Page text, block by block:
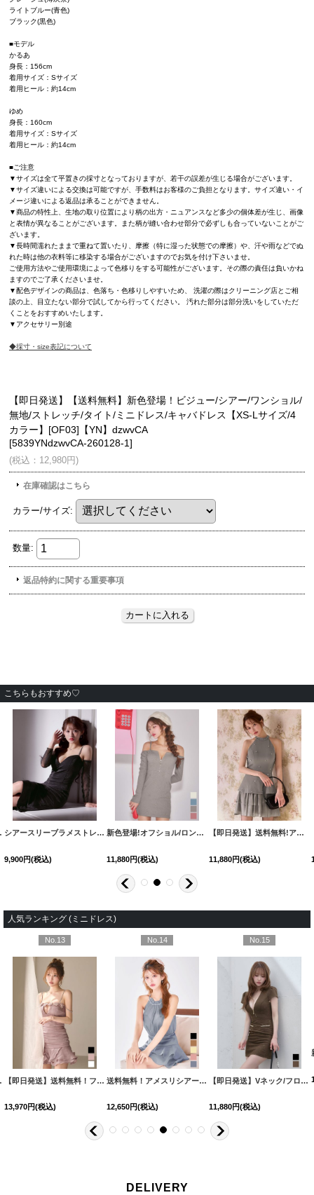
ライトブルー(青色)
ブラック(黒色)
■モデル
かるあ
身長：156cm
着用サイズ：Sサイズ
着用ヒール：約14cm
ゆめ
身長：160cm
着用サイズ：Sサイズ
着用ヒール：約14cm
■ご注意
▼サイズは全て平置きの採寸となっておりますが、若干の誤差が生じる場合がございます。
▼サイズ違いによる交換は可能ですが、手数料はお客様のご負担となります。サイズ違い・イ
メージ違いによる返品は承ることができません。
▼商品の特性上、生地の取り位置により柄の出方・ニュアンスなど多少の個体差が生じ、画像
と表情が異なることがございます。また柄が縫い合わせ部分で必ずしも合っていないことがご
ざいます。
▼長時間濡れたままで重ねて置いたり、摩擦（特に湿った状態での摩擦）や、汗や雨などでぬ
れた時は他の衣料等に移染する場合がございますのでお気を付け下さいませ。
ご使用方法やご使用環境によって色移りをする可能性がございます。その際の責任は負いかね
ますのでご了承くださいませ。
▼配色デザインの商品は、色落ち・色移りしやすいため、 洗濯の際はクリーニング店とご相
談の上、目立たない部分で試してから行ってください。 汚れた部分は部分洗いをしていただ
くことをおすすめいたします。
▼アクセサリー別途
◆採寸・size表記について
こちらもおすすめ♡
[AR-NE116-SV-2408]
【YN】dzwvCA シアースリーブラメストレッチミディアムドレス/キャバドレス【S-Mサイズ/1カラー】[OF03]【IM】dzq
9,900円(税込)
新色登場!オフショル/ロングスリーブ/フロントジップ/リボンビジュー/ストレッチ/無地/タイト/ミニドレス/キャバドレス【XS-Lサイズ/4カラー】[OF03]【YN】dzwBF
11,880円(税込)
【即日発送】送料無料!アメスリビジューシフォンティアードミニドレス/２段フリル/キャバドレス【XS-Mサイズ/1カラー】[OF01]【SB】
11,880円(税込)
人気ランキング (ミニドレス)
260706-1
[3551SBdzquAG-260801-2]
[3740SBdzmvSK-260721-1] [8560SBdzmvIA-260717-1-CC] [
ラー】[OF01]【SB】IA
No.13
【即日発送】送料無料！フラワーモチーフキャミセットアップミニドレス/キャバドレス【XS-Mサイズ/3カラー】[OF03]【YN】dzcvBF
13,970円(税込)
No.14
送料無料！アメスリシアービジューティアードフレアワンピース/２段フリル/キャバドレス【XS-Mサイズ/5カラー】[OF03] 【YN】dzwvIA【一部予約商品/9月中旬発送予定】
12,650円(税込)
No.15
【即日発送】Vネック/フロントジップ/ショートスリーブ/スーツ生地/ラメ/タイト/ミニドレス/キャバドレス【XS-Mサイズ/2カラー】[OF01]【SB】dzquAGO
11,880円(税込)
DELIVERY